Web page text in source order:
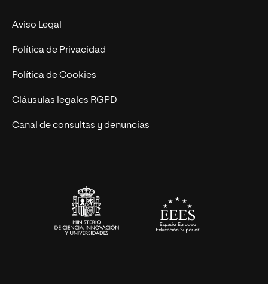
Experto Universitario
Postgrados
Cursos Universitarios
Nuestro Equipo
Trabaja en UNIR
Actualidad
UNIR Revista
Eventos
Aviso Legal
Política de Privacidad
Política de Cookies
Cláusulas legales RGPD
Canal de consultas y denuncias